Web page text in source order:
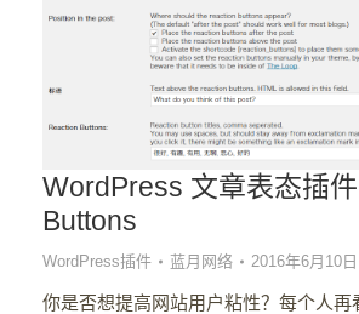
WordPress 文章表态插
Buttons
WordPress插件 蓝月网络 2016年6月10日
你是否想提高网站用户粘性？每个人再